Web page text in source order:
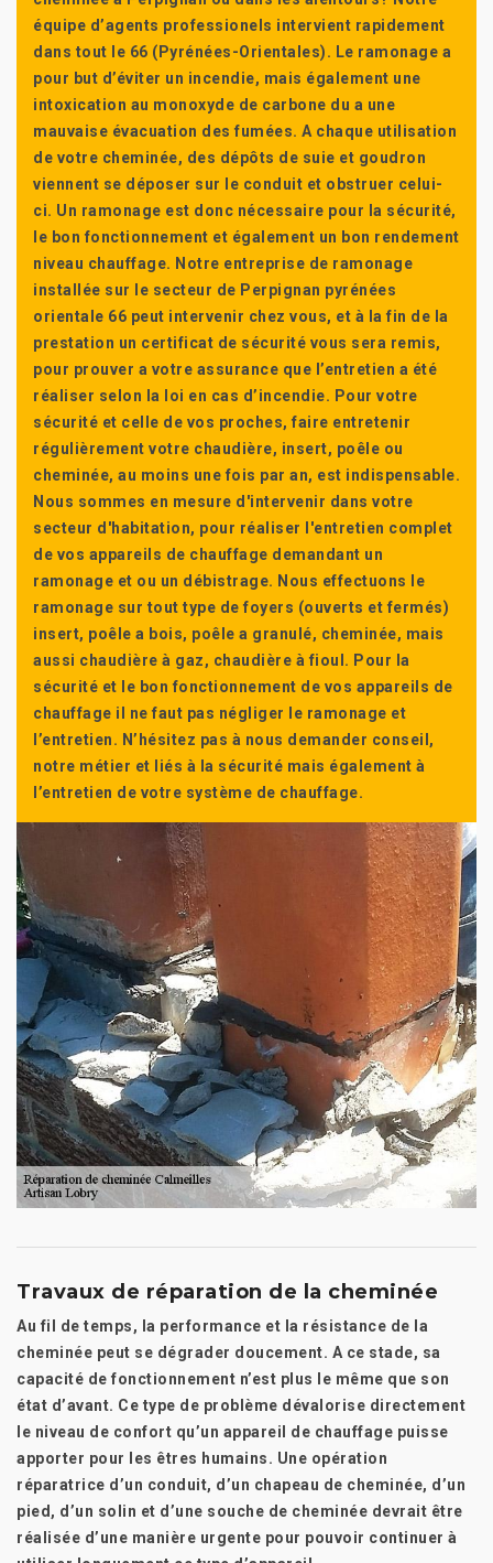
équipe d’agents professionels intervient rapidement
dans tout le 66 (Pyrénées-Orientales). Le ramonage a
pour but d’éviter un incendie, mais également une
intoxication au monoxyde de carbone du a une
mauvaise évacuation des fumées. A chaque utilisation
de votre cheminée, des dépôts de suie et goudron
viennent se déposer sur le conduit et obstruer celui-
ci. Un ramonage est donc nécessaire pour la sécurité,
le bon fonctionnement et également un bon rendement
niveau chauffage. Notre entreprise de ramonage
installée sur le secteur de Perpignan pyrénées
orientale 66 peut intervenir chez vous, et à la fin de la
prestation un certificat de sécurité vous sera remis,
pour prouver a votre assurance que l’entretien a été
réaliser selon la loi en cas d’incendie. Pour votre
sécurité et celle de vos proches, faire entretenir
régulièrement votre chaudière, insert, poêle ou
cheminée, au moins une fois par an, est indispensable.
Nous sommes en mesure d'intervenir dans votre
secteur d'habitation, pour réaliser l'entretien complet
de vos appareils de chauffage demandant un
ramonage et ou un débistrage. Nous effectuons le
ramonage sur tout type de foyers (ouverts et fermés)
insert, poêle a bois, poêle a granulé, cheminée, mais
aussi chaudière à gaz, chaudière à fioul. Pour la
sécurité et le bon fonctionnement de vos appareils de
chauffage il ne faut pas négliger le ramonage et
l’entretien. N’hésitez pas à nous demander conseil,
notre métier et liés à la sécurité mais également à
l’entretien de votre système de chauffage.
Travaux de réparation de la cheminée
Au fil de temps, la performance et la résistance de la
cheminée peut se dégrader doucement. A ce stade, sa
capacité de fonctionnement n’est plus le même que son
état d’avant. Ce type de problème dévalorise directement
le niveau de confort qu’un appareil de chauffage puisse
apporter pour les êtres humains. Une opération
réparatrice d’un conduit, d’un chapeau de cheminée, d’un
pied, d’un solin et d’une souche de cheminée devrait être
réalisée d’une manière urgente pour pouvoir continuer à